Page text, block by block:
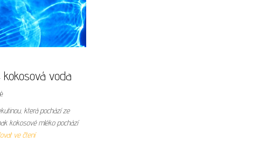
voda
která pochází ze
kokosové mléko pochází
ve čtení